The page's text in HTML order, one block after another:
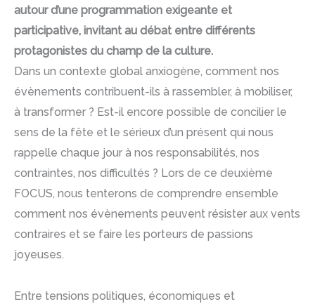
autour d’une programmation exigeante et
participative, invitant au débat entre différents
protagonistes du champ de la culture.
Dans un contexte global anxiogène, comment nos
évènements contribuent-ils à rassembler, à mobiliser,
à transformer ? Est-il encore possible de concilier le
sens de la fête et le sérieux d’un présent qui nous
rappelle chaque jour à nos responsabilités, nos
contraintes, nos difficultés ? Lors de ce deuxième
FOCUS, nous tenterons de comprendre ensemble
comment nos évènements peuvent résister aux vents
contraires et se faire les porteurs de passions
joyeuses.
Entre tensions politiques, économiques et